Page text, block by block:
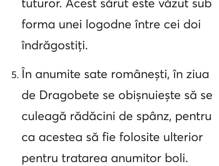
tuturor. Acest sărut este văzut sub
forma unei logodne între cei doi
îndrăgostiți.
În anumite sate românești, în ziua
de Dragobete se obișnuiește să se
culeagă rădăcini de spânz, pentru
ca acestea să fie folosite ulterior
pentru tratarea anumitor boli.